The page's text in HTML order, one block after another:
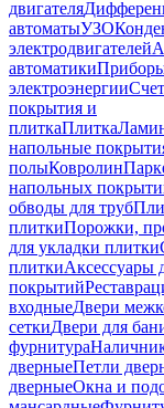
двигателя
автоматыУЗО
электродвигателей
автоматики
электроэнергии
покрытия и
плиткаПлитка
напольные
полыКовролин
напольных
обводы для труб
плиткиПорожки,
для укладки плитки
плиткиАксессуары
покрытий
входныеДвери
сеткиДвери для
фурнитура
дверныеПетли
дверныеОкна и